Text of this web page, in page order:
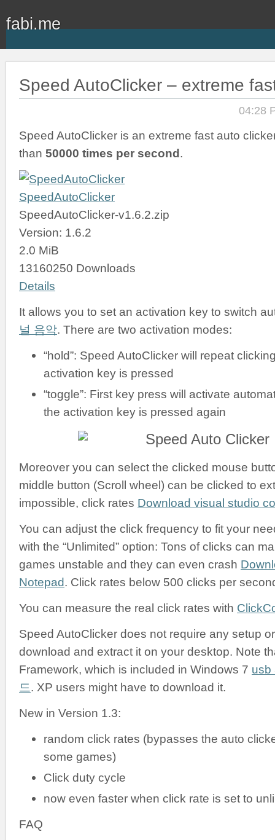
fabi.me
Speed AutoClicker – extreme
04:28
Speed AutoClicker is an extreme fast auto
than 50000 times per second.
SpeedAutoClicker
SpeedAutoClicker-v1.6.2.zip
Version: 1.6.2
2.0 MiB
13160250 Downloads
Details
It allows you to set an activation key to switch
널 음악. There are two activation modes:
“hold”: Speed AutoClicker will repeat
activation key is pressed
“toggle”: First key press will activate
the activation key is pressed again
Moreover you can select the clicked mouse
middle button (Scroll wheel) can be clicked to
impossible, click rates Download visual studio
You can adjust the click frequency to fit your
with the “Unlimited” option: Tons of clicks can
games unstable and they can even crash
Notepad. Click rates below 500 clicks per
You can measure the real click rates with
Speed AutoClicker does not require any setup
download and extract it on your desktop. Note
Framework, which is included in Windows 7 usb
드. XP users might have to download it.
New in Version 1.3:
random click rates (bypasses the auto
some games)
Click duty cycle
now even faster when click rate is set to
FAQ